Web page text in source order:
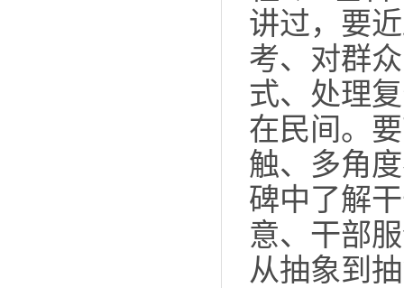
讲过，要
考、对群
式、处理
在民间。
触、多角
碑中了解
意、干部
从抽象到